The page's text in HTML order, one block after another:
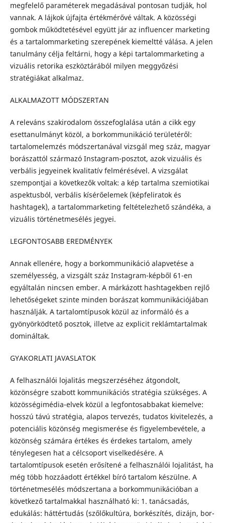
megfelelő paraméterek megadásával pontosan tudják, hol
vannak. A lájkok újfajta értékmérővé váltak. A közösségi
gombok működtetésével együtt jár az influencer marketing
és a tartalommarketing szerepének kiemeltté válása. A jelen
tanulmány célja feltárni, hogy a képi tartalommarketing a
vizuális retorika eszköztárából milyen meggyőzési
stratégiákat alkalmaz.
ALKALMAZOTT MÓDSZERTAN
A releváns szakirodalom összefoglalása után a cikk egy
esettanulmányt közöl, a borkommunikáció területéről:
tartalomelemzés módszertanával vizsgál meg száz, magyar
borászattól származó Instagram-posztot, azok vizuális és
verbális jegyeinek kvalitatív felmérésével. A vizsgálat
szempontjai a következők voltak: a kép tartalma szemiotikai
aspektusból, verbális kísérőelemek (képfeliratok és
hashtagek), a tartalommarketing feltételezhető szándéka, a
vizuális történetmesélés jegyei.
LEGFONTOSABB EREDMÉNYEK
Annak ellenére, hogy a borkommunikáció alapvetése a
személyesség, a vizsgált száz Instagram-képből 61-en
egyáltalán nincsen ember. A márkázott hashtagekben rejlő
lehetőségeket szinte minden borászat kommunikációjában
használják. A tartalomtípusok közül az informáló és a
gyönyörködtető posztok, illetve az explicit reklámtartalmak
domináltak.
GYAKORLATI JAVASLATOK
A felhasználói lojalitás megszerzéséhez átgondolt,
közönségre szabott kommunikációs stratégia szükséges. A
közösségimédia-elvek közül a legfontosabbakat kiemelve:
hosszú távú stratégia, alapos tervezés, tudatos kivitelezés, a
potenciális közönség megismerése és figyelembevétele, a
közönség számára értékes és érdekes tartalom, amely
ténylegesen hat a célcsoport viselkedésére. A
tartalomtípusok esetén erősítené a felhasználói lojalitást, ha
még több hozzáadott értékkel bíró tartalom készülne. A
történetmesélés módszertana a borkommunikációban a
következő tartalmakkal használható ki: 1. tanácsadás,
edukálás: háttértudás (szőlőkultúra, borkészítés, dizájn, bor-